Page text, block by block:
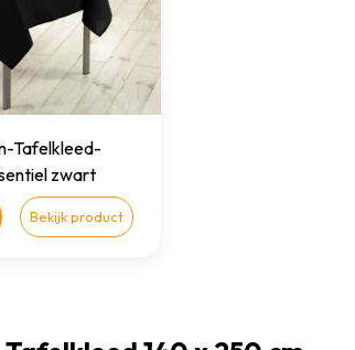
Tafelkleed-
zwart
Bekijk product